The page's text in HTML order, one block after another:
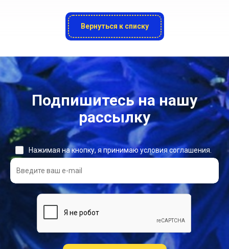
Вернуться к списку
Подпишитесь на нашу
рассылку
Нажимая на кнопку, я принимаю условия соглашения.